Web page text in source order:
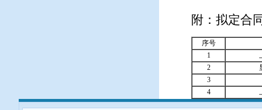
附：拟定合
序号
1
2
3
4